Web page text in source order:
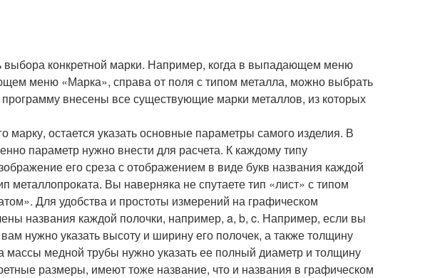
выбора конкретной марки. Например, когда в выпадающем меню
меню «Марка», справа от поля с типом металла, можно выбрать
внесены все существующие марки металлов, из которых
марку, остается указать основные параметры самого изделия. В
параметр нужно внести для расчета. К каждому типу
его среза с отображением в виде букв названия каждой
металлопроката. Вы наверняка не спутаете тип «лист» с типом
Для удобства и простоты измерений на графическом
названия каждой полочки, например, a, b, c. Например, если вы
нужно указать высоту и ширину его полочек, а также толщину
массы медной трубы нужно указать ее полный диаметр и толщину
размеры, имеют тоже название, что и названия в графическом